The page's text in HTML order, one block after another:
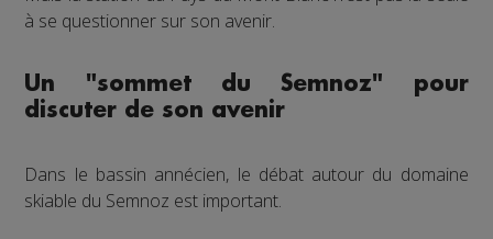
à se questionner sur son avenir.
Un "sommet du Semnoz" pour
discuter de son avenir
Dans le bassin annécien, le débat autour du domaine
skiable du Semnoz est important.